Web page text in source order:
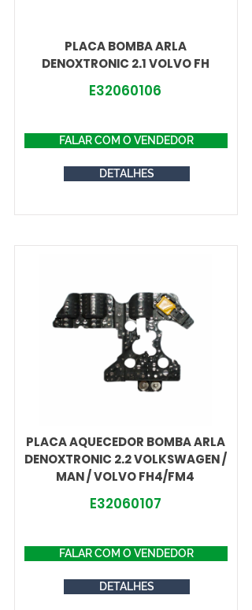
PLACA BOMBA ARLA
DENOXTRONIC 2.1 VOLVO FH
E32060106
FALAR COM O VENDEDOR
DETALHES
PLACA AQUECEDOR BOMBA ARLA
DENOXTRONIC 2.2 VOLKSWAGEN /
MAN / VOLVO FH4/FM4
E32060107
FALAR COM O VENDEDOR
DETALHES